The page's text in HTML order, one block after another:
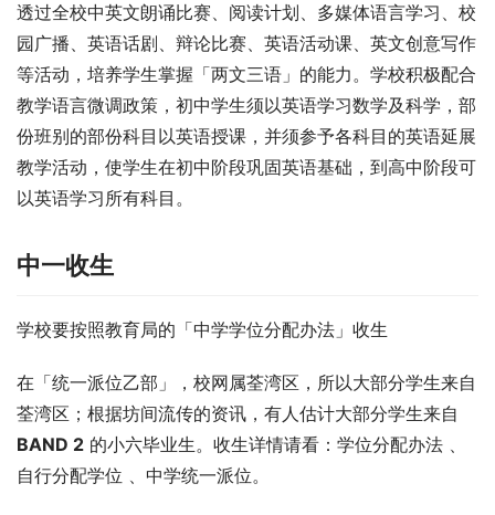
透过全校中英文朗诵比赛、阅读计划、多媒体语言学习、校
园广播、英语话剧、辩论比赛、英语活动课、英文创意写作
等活动，培养学生掌握「两文三语」的能力。学校积极配合
教学语言微调政策，初中学生须以英语学习数学及科学，部
份班别的部份科目以英语授课，并须参予各科目的英语延展
教学活动，使学生在初中阶段巩固英语基础，到高中阶段可
以英语学习所有科目。
中一收生
学校要按照教育局的「中学学位分配办法」收生
在「统一派位乙部」，校网属荃湾区，所以大部分学生来自
BAND 2 的小六毕业生。收生详情请看：学位分配办法 、
自行分配学位 、中学统一派位。